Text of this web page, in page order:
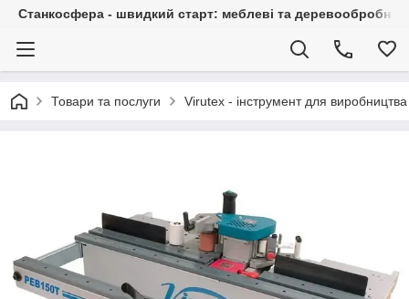
Станкосфера - швидкий старт: меблеві та деревообробні
Товари та послуги Virutex - інструмент для